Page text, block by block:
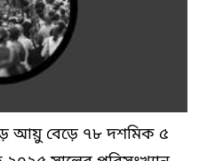
আয়ু বেড়ে ৭৮ দশমিক ৫